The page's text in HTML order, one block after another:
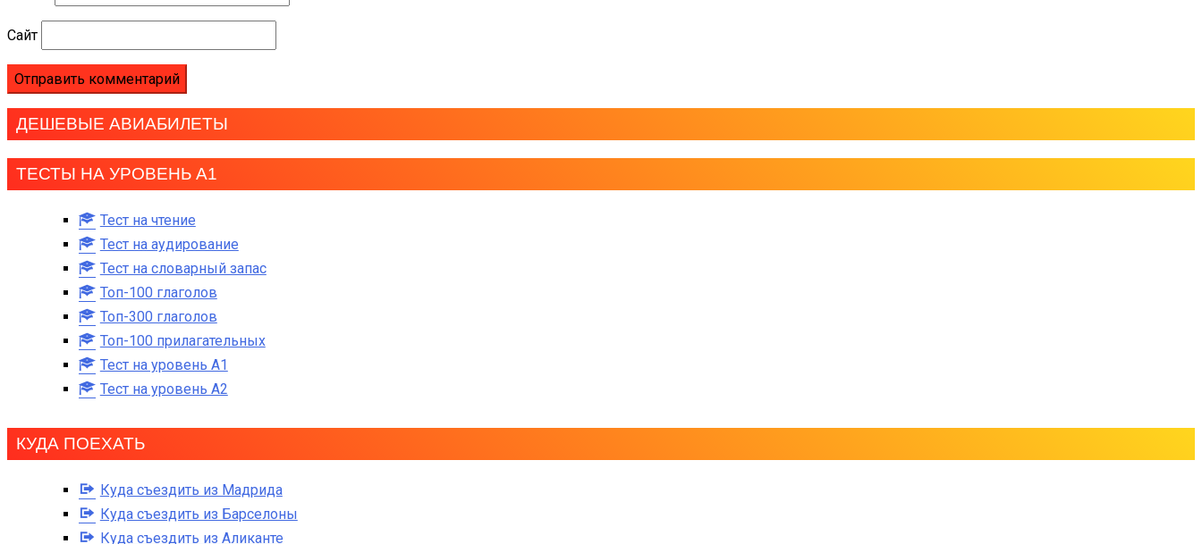
Сайт
ДЕШЕВЫЕ АВИАБИЛЕТЫ
ТЕСТЫ НА УРОВЕНЬ А1
Тест на чтение
Тест на аудирование
Тест на словарный запас
Топ-100 глаголов
Топ-300 глаголов
Топ-100 прилагательных
Тест на уровень A1
Тест на уровень A2
КУДА ПОЕХАТЬ
Куда съездить из Мадрида
Куда съездить из Барселоны
Куда съездить из Аликанте